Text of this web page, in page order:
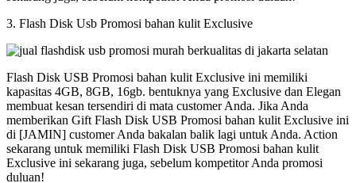
3. Flash Disk Usb Promosi bahan kulit Exclusive
Flash Disk USB Promosi bahan kulit Exclusive ini memiliki
kapasitas 4GB, 8GB, 16gb. bentuknya yang Exclusive dan Elegan
membuat kesan tersendiri di mata customer Anda. Jika Anda
memberikan Gift Flash Disk USB Promosi bahan kulit Exclusive ini
di [JAMIN] customer Anda bakalan balik lagi untuk Anda. Action
sekarang untuk memiliki Flash Disk USB Promosi bahan kulit
Exclusive ini sekarang juga, sebelum kompetitor Anda promosi
duluan!